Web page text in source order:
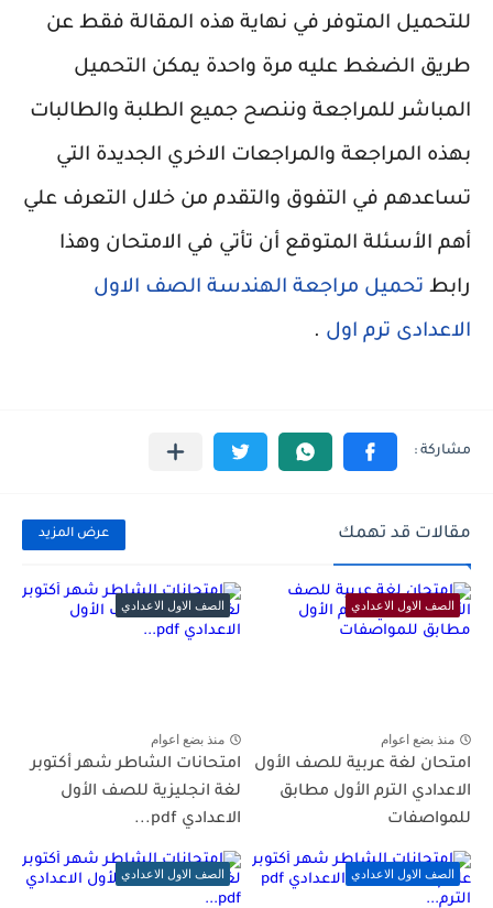
للتحميل المتوفر في نهاية هذه المقالة فقط عن
طريق الضغط عليه مرة واحدة يمكن التحميل
المباشر للمراجعة وننصح جميع الطلبة والطالبات
بهذه المراجعة والمراجعات الاخري الجديدة التي
تساعدهم في التفوق والتقدم من خلال التعرف علي
أهم الأسئلة المتوقع أن تأتي في الامتحان وهذا
رابط تحميل مراجعة الهندسة الصف الاول
الاعدادى ترم اول .
مقالات قد تهمك عرض المزيد
الصف الاول الاعدادي
منذ بضع اعوام
امتحان لغة عربية للصف الأول
الاعدادي الترم الأول مطابق
للمواصفات
الصف الاول الاعدادي
منذ بضع اعوام
امتحانات الشاطر شهر أكتوبر
لغة انجليزية للصف الأول
الاعدادي pdf...
الصف الاول الاعدادي الصف الاول الاعدادي